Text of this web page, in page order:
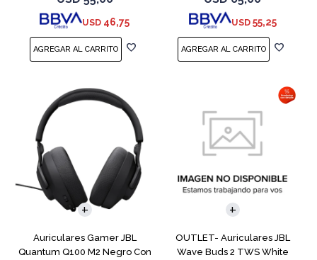
USD 46,75 USD 55,25
Auriculares Gamer JBL
Quantum Q100 M2 Negro Con
OUTLET- Auriculares JBL
Wave Buds 2 TWS White